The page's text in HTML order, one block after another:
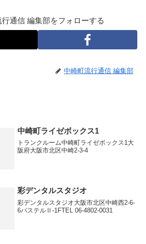
行通信 編集部をフォローする
中崎町流行通信 編集部
中崎町ライゼボックス1
トランクルーム中崎町ライゼボックス1大
阪府大阪市北区中崎2-3-4
彩デンタルスタジオ
彩デンタルスタジオ大阪市北区中崎西2-6-
6パステルⅡ-1FTEL 06-4802-0031